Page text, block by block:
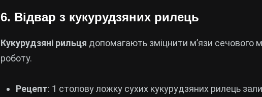
6. Відвар з кукурудзяних рилець
Кукурудзяні рильця допомагають зміцнити м’язи сечового
роботу.
Рецепт: 1 столову ложку сухих кукурудзяних рилець